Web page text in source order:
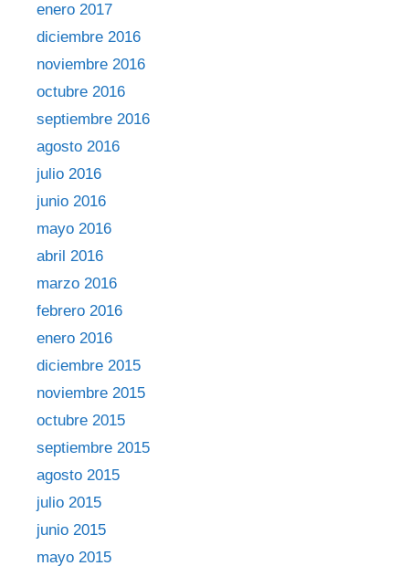
enero 2017
diciembre 2016
noviembre 2016
octubre 2016
septiembre 2016
agosto 2016
julio 2016
junio 2016
mayo 2016
abril 2016
marzo 2016
febrero 2016
enero 2016
diciembre 2015
noviembre 2015
octubre 2015
septiembre 2015
agosto 2015
julio 2015
junio 2015
mayo 2015